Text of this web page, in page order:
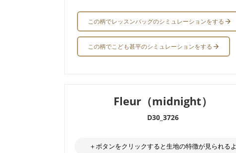
この柄でレッスンバッグのシミュレーションをする
この柄でこども甚平のシミュレーションをする
Fleur（midnight）
D30_3726
＋ボタンをクリックすると生地の特徴が見られるよ